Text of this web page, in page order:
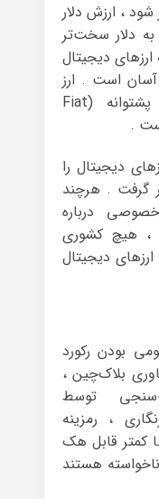
، ارزش دلار
دلار سخت‌تر
دیجیتال
است . ارز
فیات یا همان پول بدون پشتوانه (Fiat
دیجیتال را
گرفت . هرچند
درباره
، هیچ کشوری
دیجیتال
بودن رکورد
بلاک‌چین ،
توسط
، رمزینه
کمتر قابل هک
هستند